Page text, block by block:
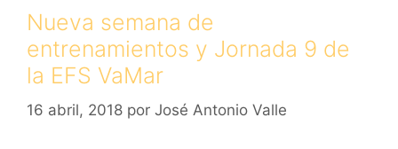
Nueva semana de
entrenamientos y Jornada 9 de
la EFS VaMar
16 abril, 2018 por José Antonio Valle